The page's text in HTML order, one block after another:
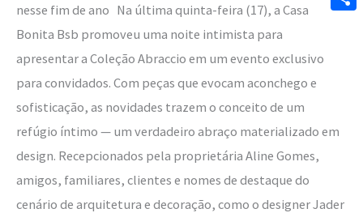
nesse fim de ano Na última quinta-feira (17), a Casa
Bonita Bsb promoveu uma noite intimista para
apresentar a Coleção Abraccio em um evento exclusivo
para convidados. Com peças que evocam aconchego e
sofisticação, as novidades trazem o conceito de um
refúgio íntimo — um verdadeiro abraço materializado em
design. Recepcionados pela proprietária Aline Gomes,
amigos, familiares, clientes e nomes de destaque do
cenário de arquitetura e decoração, como o designer Jader